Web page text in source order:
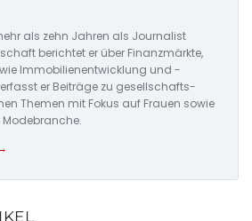
als zehn Jahren als Journalist
berichtet er über Finanzmärkte,
Immobilienentwicklung und -
er Beiträge zu gesellschafts-
Themen mit Fokus auf Frauen sowie